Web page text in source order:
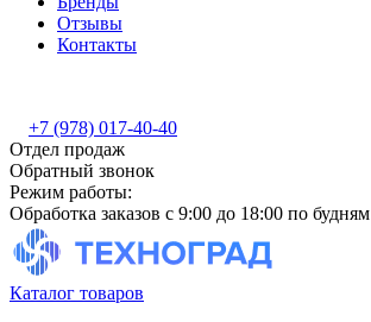
Отзывы
Контакты
+7 (978) 017-40-40
Отдел продаж
Обратный звонок
Режим работы:
Обработка заказов с 9:00 до 18:00 по будням
Каталог товаров